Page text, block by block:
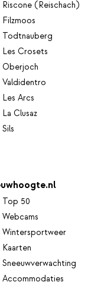
Riscone (Reischach)
Filzmoos
Todtnauberg
Les Crosets
Oberjoch
Valdidentro
Les Arcs
La Clusaz
Sils
Top 50
Webcams
Wintersportweer
Kaarten
Sneeuwverwachting
Accommodaties